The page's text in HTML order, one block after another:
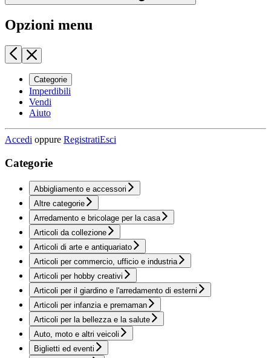
Opzioni menu
Categorie
Imperdibili
Vendi
Aiuto
Accedi oppure RegistratiEsci
Categorie
Abbigliamento e accessori
Altre categorie
Arredamento e bricolage per la casa
Articoli da collezione
Articoli di arte e antiquariato
Articoli per commercio, ufficio e industria
Articoli per hobby creativi
Articoli per il giardino e l'arredamento di esterni
Articoli per infanzia e premaman
Articoli per la bellezza e la salute
Auto, moto e altri veicoli
Biglietti ed eventi